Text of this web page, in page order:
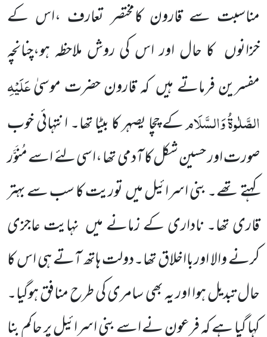
مناسبت سے قارون کامختصر تعارف ،اس کے
خزانوں کا حال اور اس کی روش ملاحظہ ہو،چنانچہ
مفسرین فرماتے ہیں کہ قارون حضرت موسیٰعَلَیْہِ
الصَّلٰوۃُوَالسَّلَامکے چچا یصہر کا بیٹا تھا۔ انتہائی خوب
صورت اور حسین شکل کا آدمی تھا ،اسی لئے اسے مُنَوَّر
کہتے تھے۔ بنی اسرائیل میںتوریت کا سب سے بہتر
قاری تھا۔ ناداری کے زمانے میں نہایت عاجزی
کرنے والا اوربااخلاق تھا۔دولت ہاتھ آتے ہی اس کا
حال تبدیل ہوا اور یہ بھی سامری کی طرح منافق ہوگیا۔
کہا گیا ہے کہ فرعون نے اسے بنی اسرائیل پر حاکم بنا